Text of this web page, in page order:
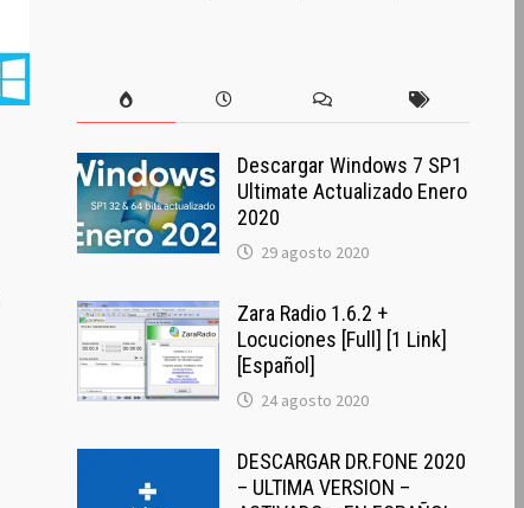
Descargar Windows 7 SP1
Ultimate Actualizado Enero
2020
29 agosto 2020
Zara Radio 1.6.2 +
Locuciones [Full] [1 Link]
[Español]
24 agosto 2020
DESCARGAR DR.FONE 2020
– ULTIMA VERSION –